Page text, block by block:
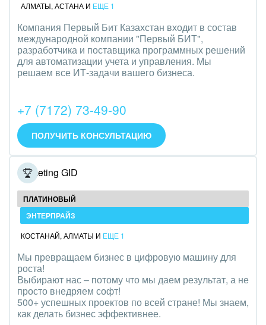
Строительство, ремонт и благоустройство
Транспорт, Авиация, автобизнес
Трудоустройство
PR, маркетинг, реклама,
АПК и пищевая промышленность
Выставки, семинары, конференции
Горнодобывающая отрасль
Досуг, туризм и отдых
комплексов
Инвестиционный бизнес
Интерьер, дизайн, декор
АЛМАТЫ, АСТАНА И ЕЩЕ 1
Компания Первый Бит Казахстан входит в состав
международной компании "Первый БИТ",
разработчика и поставщика программных решений
для автоматизации учета и управления. Мы
решаем все ИТ-задачи вашего бизнеса.
+7 (7172) 73-49-90
ПОЛУЧИТЬ КОНСУЛЬТАЦИЮ
Marketing GID
ПЛАТИНОВЫЙ
ЭНТЕРПРАЙЗ
КОСТАНАЙ, АЛМАТЫ И ЕЩЕ 1
Мы превращаем бизнес в цифровую машину для
роста!
Выбирают нас – потому что мы даем результат, а не
просто внедряем софт!
500+ успешных проектов по всей стране! Мы знаем,
как делать бизнес эффективнее.